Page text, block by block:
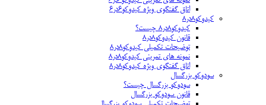
اتاق گفتگوی ویژه کیدوکو۶در۶
کیدوکو۸در۸
کیدوکو۸در۸ چیست؟
قانون کیدوکو۸در۸
توضیحات تکمیلی کیدوکو۸در۸
نمونه های تمرینی کیدوکو۸در۸
اتاق گفتگوی ویژه کیدوکو۸در۸
سودوکو بزرگسال
سودوکو بزرگسال چیست؟
قانون سودوکو بزرگسال